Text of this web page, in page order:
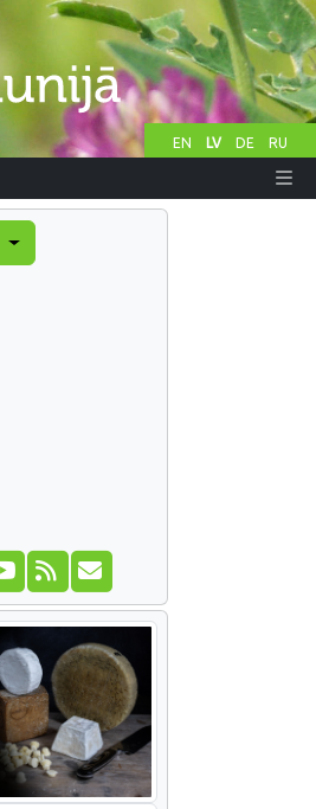
EN LV DE RU